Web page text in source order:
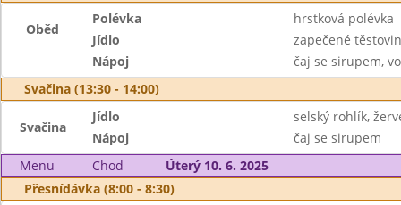
Oběd
Polévka
hrstková polévka
Jídlo
zapečené
Nápoj
čaj se sirupem,
Svačina (13:30 - 14:00)
Svačina
Jídlo
selský rohlík,
Nápoj
čaj se sirupem
Menu
Chod
Úterý 10. 6. 2025
Přesnídávka (8:00 - 8:30)